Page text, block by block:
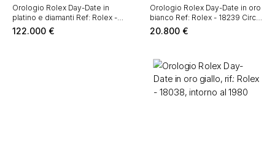
Orologio Rolex Day-Date in
platino e diamanti Ref: Rolex -
228396TBR Circa 2020
122.000 €
Orologio Rolex Day-Date in oro
bianco Ref: Rolex - 18239 Circa
1993
20.800 €